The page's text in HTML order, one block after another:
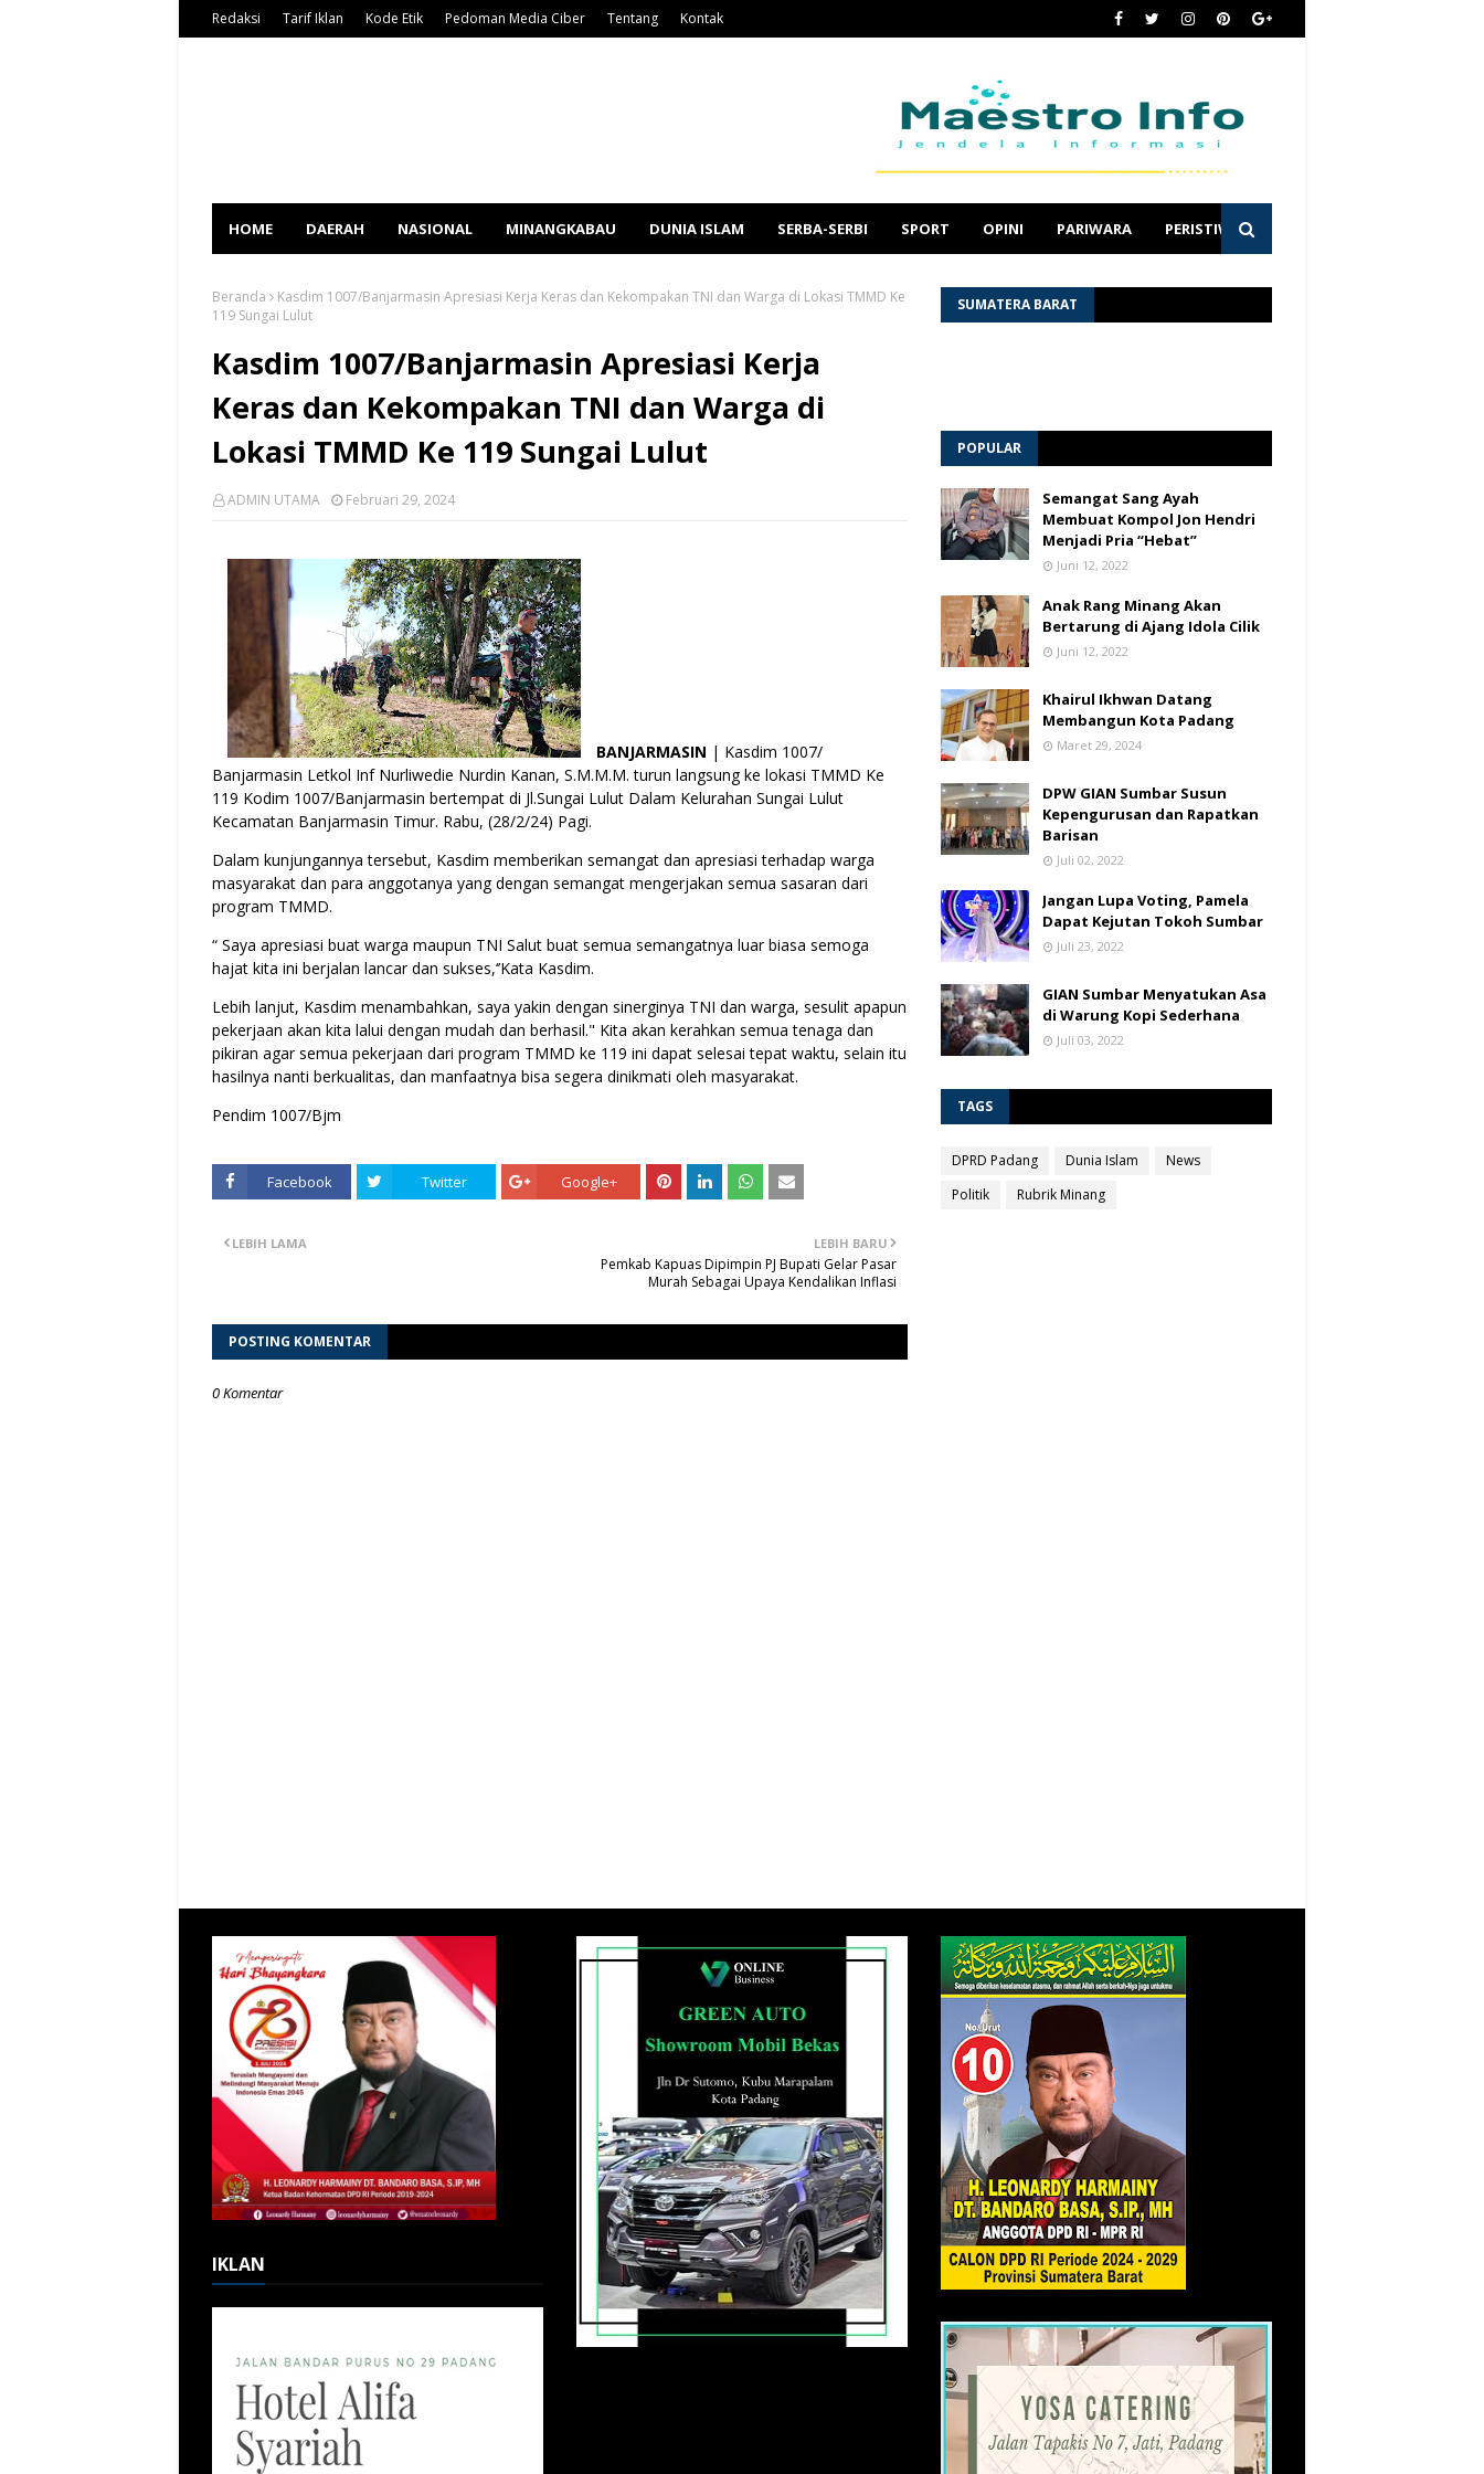
Redaksi Tarif Iklan Kode Etik Pedoman Media Ciber Tentang Kontak
HOME DAERAH NASIONAL MINANGKABAU DUNIA ISLAM SERBA-SERBI SPORT OPINI PARIWARA PERISTIWA
Beranda
Kasdim 1007/Banjarmasin Apresiasi Kerja Keras dan Kekompakan TNI dan Warga di Lokasi TMMD Ke
119 Sungai Lulut
Kasdim 1007/Banjarmasin Apresiasi Kerja
Keras dan Kekompakan TNI dan Warga di
Lokasi TMMD Ke 119 Sungai Lulut
ADMIN UTAMA Februari 29, 2024
BANJARMASIN | Kasdim 1007/
Banjarmasin Letkol Inf Nurliwedie Nurdin Kanan, S.M.M.M. turun langsung ke lokasi TMMD Ke
119 Kodim 1007/Banjarmasin bertempat di Jl.Sungai Lulut Dalam Kelurahan Sungai Lulut
Kecamatan Banjarmasin Timur. Rabu, (28/2/24) Pagi.
Dalam kunjungannya tersebut, Kasdim memberikan semangat dan apresiasi terhadap warga
masyarakat dan para anggotanya yang dengan semangat mengerjakan semua sasaran dari
program TMMD.
“ Saya apresiasi buat warga maupun TNI Salut buat semua semangatnya luar biasa semoga
hajat kita ini berjalan lancar dan sukses,‘’Kata Kasdim.
Lebih lanjut, Kasdim menambahkan, saya yakin dengan sinerginya TNI dan warga, sesulit apapun
pekerjaan akan kita lalui dengan mudah dan berhasil." Kita akan kerahkan semua tenaga dan
pikiran agar semua pekerjaan dari program TMMD ke 119 ini dapat selesai tepat waktu, selain itu
hasilnya nanti berkualitas, dan manfaatnya bisa segera dinikmati oleh masyarakat.
Pendim 1007/Bjm
Facebook Twitter Google+
LEBIH BARU
Pemkab Kapuas Dipimpin PJ Bupati Gelar Pasar
Murah Sebagai Upaya Kendalikan Inflasi
LEBIH LAMA
POSTING KOMENTAR
0 Komentar
SUMATERA BARAT
POPULAR
Semangat Sang Ayah
Membuat Kompol Jon Hendri
Menjadi Pria “Hebat”
Juni 12, 2022
Anak Rang Minang Akan
Bertarung di Ajang Idola Cilik
Juni 12, 2022
Khairul Ikhwan Datang
Membangun Kota Padang
Maret 29, 2024
DPW GIAN Sumbar Susun
Kepengurusan dan Rapatkan
Barisan
Juli 02, 2022
Jangan Lupa Voting, Pamela
Dapat Kejutan Tokoh Sumbar
Juli 23, 2022
GIAN Sumbar Menyatukan Asa
di Warung Kopi Sederhana
Juli 03, 2022
TAGS
DPRD Padang Dunia Islam
News
Politik
Rubrik Minang
IKLAN